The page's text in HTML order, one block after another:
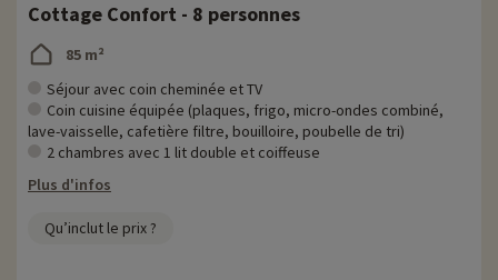
Cottage Confort - 8 personnes
85 m²
Séjour avec coin cheminée et TV
Coin cuisine équipée (plaques, frigo, micro-ondes combiné,
lave-vaisselle, cafetière filtre, bouilloire, poubelle de tri)
2 chambres avec 1 lit double et coiffeuse
Plus d'infos
Qu’inclut le prix ?